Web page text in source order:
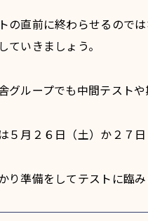
の直前に終わらせるので
ていきましょう。
グループでも中間テスト
５月２６日（土）か２７
り準備をしてテストに臨み